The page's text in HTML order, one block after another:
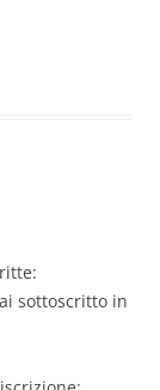
sottoscritto in